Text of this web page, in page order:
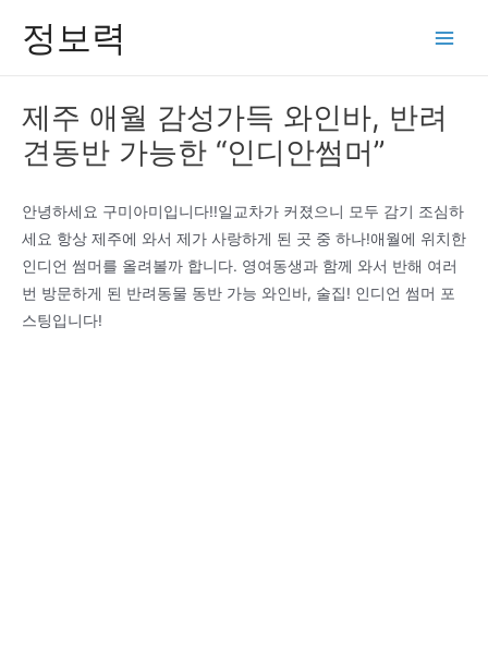
정보력
제주 애월 감성가득 와인바, 반려
견동반 가능한 “인디안썸머”
안녕하세요 구미아미입니다!!일교차가 커졌으니 모두 감기 조심하
세요 항상 제주에 와서 제가 사랑하게 된 곳 중 하나!애월에 위치한
인디언 썸머를 올려볼까 합니다. 영여동생과 함께 와서 반해 여러
번 방문하게 된 반려동물 동반 가능 와인바, 술집! 인디언 썸머 포
스팅입니다!